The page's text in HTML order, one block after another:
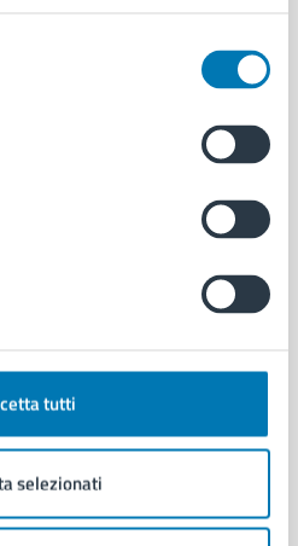
tutti
selezionati